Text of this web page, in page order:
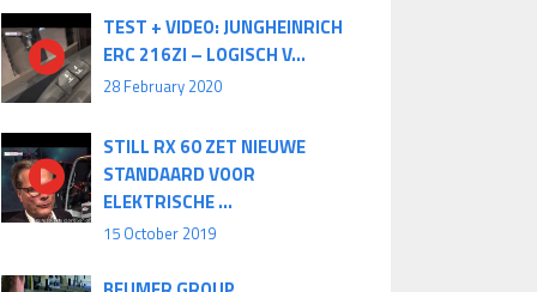
TEST + VIDEO: JUNGHEINRICH
ERC 216ZI – LOGISCH V...
28 February 2020
STILL RX 60 ZET NIEUWE
STANDAARD VOOR
ELEKTRISCHE ...
15 October 2019